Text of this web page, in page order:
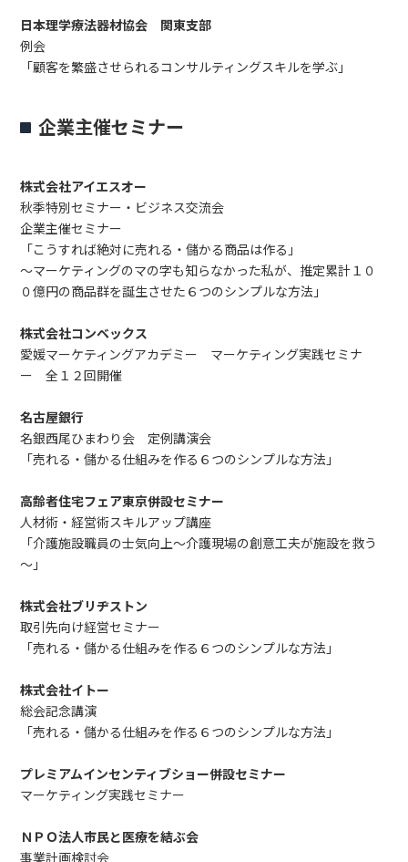
日本理学療法器材協会 関東支部
例会
「顧客を繁盛させられるコンサルティングスキルを学ぶ」
企業主催セミナー
株式会社アイエスオー
秋季特別セミナー・ビジネス交流会
企業主催セミナー
「こうすれば絶対に売れる・儲かる商品は作る」
～マーケティングのマの字も知らなかった私が、推定累計１０
０億円の商品群を誕生させた６つのシンプルな方法」
株式会社コンベックス
愛媛マーケティングアカデミー マーケティング実践セミナ
ー 全１２回開催
名古屋銀行
名銀西尾ひまわり会 定例講演会
「売れる・儲かる仕組みを作る６つのシンプルな方法」
高齢者住宅フェア東京併設セミナー
人材術・経営術スキルアップ講座
「介護施設職員の士気向上～介護現場の創意工夫が施設を救う
～」
株式会社ブリヂストン
取引先向け経営セミナー
「売れる・儲かる仕組みを作る６つのシンプルな方法」
株式会社イトー
総会記念講演
「売れる・儲かる仕組みを作る６つのシンプルな方法」
プレミアムインセンティブショー併設セミナー
マーケティング実践セミナー
ＮＰＯ法人市民と医療を結ぶ会
事業計画検討会